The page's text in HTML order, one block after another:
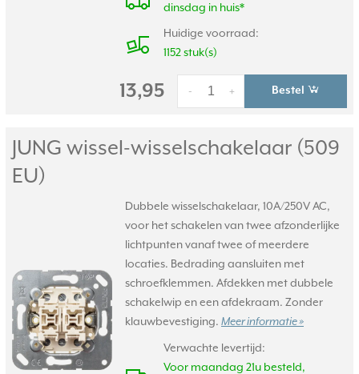
dinsdag in huis*
Huidige voorraad:
1152 stuk(s)
13,95 +
- Bestel
JUNG wissel-wisselschakelaar (509
EU)
Dubbele wisselschakelaar, 10A/250V AC,
voor het schakelen van twee afzonderlijke
lichtpunten vanaf twee of meerdere
locaties. Bedrading aansluiten met
schroefklemmen. Afdekken met dubbele
schakelwip en een afdekraam. Zonder
klauwbevestiging. Meer informatie »
Verwachte levertijd:
Voor maandag 21u besteld,